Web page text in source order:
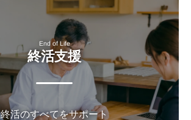
End of Life
終活支援
終活のすべてをサポート